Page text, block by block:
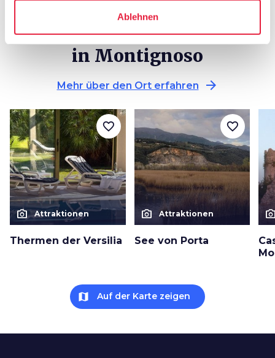
Ablehnen
Sonstige Attraktionen
in Montignoso
Mehr über den Ort erfahren arrow_forward
photo_camera Attraktionen
Thermen der Versilia
favorite_border
photo_camera Attraktionen
See von Porta
favorite_border
map Auf der Karte zeigen